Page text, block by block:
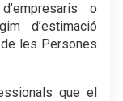
o
d’estimació
les Persones
que el